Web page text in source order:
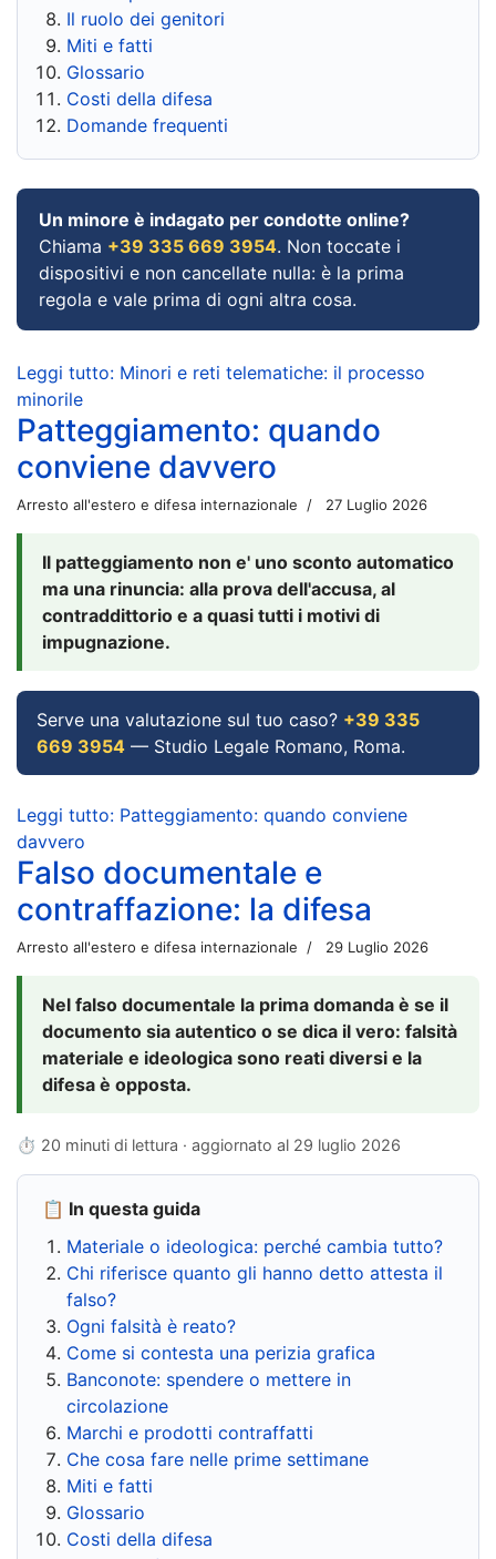
Il ruolo dei genitori
Miti e fatti
Glossario
Costi della difesa
Domande frequenti
Un minore è indagato per condotte online?
Chiama +39 335 669 3954. Non toccate i
dispositivi e non cancellate nulla: è la prima
regola e vale prima di ogni altra cosa.
Leggi tutto: Minori e reti telematiche: il processo
minorile
Patteggiamento: quando
conviene davvero
Arresto all'estero e difesa internazionale 27 Luglio 2026
Il patteggiamento non e' uno sconto automatico
ma una rinuncia: alla prova dell'accusa, al
contraddittorio e a quasi tutti i motivi di
impugnazione.
Serve una valutazione sul tuo caso? +39 335
669 3954 — Studio Legale Romano, Roma.
Leggi tutto: Patteggiamento: quando conviene
davvero
Falso documentale e
contraffazione: la difesa
Arresto all'estero e difesa internazionale 29 Luglio 2026
Nel falso documentale la prima domanda è se il
documento sia autentico o se dica il vero: falsità
materiale e ideologica sono reati diversi e la
difesa è opposta.
⏱ 20 minuti di lettura · aggiornato al 29 luglio 2026
📋 In questa guida
Materiale o ideologica: perché cambia tutto?
Chi riferisce quanto gli hanno detto attesta il
falso?
Ogni falsità è reato?
Come si contesta una perizia grafica
Banconote: spendere o mettere in
circolazione
Marchi e prodotti contraffatti
Che cosa fare nelle prime settimane
Miti e fatti
Glossario
Costi della difesa